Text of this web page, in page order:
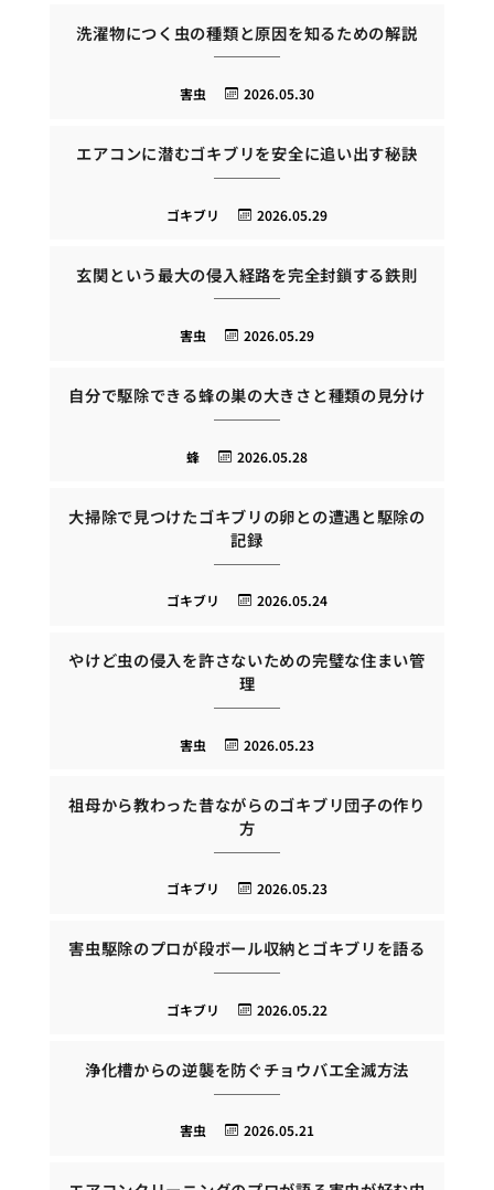
洗濯物につく虫の種類と原因を知るための解説
2026.05.30
害虫
エアコンに潜むゴキブリを安全に追い出す秘訣
2026.05.29
ゴキブリ
玄関という最大の侵入経路を完全封鎖する鉄則
2026.05.29
害虫
自分で駆除できる蜂の巣の大きさと種類の見分け
2026.05.28
蜂
大掃除で見つけたゴキブリの卵との遭遇と駆除の
記録
2026.05.24
ゴキブリ
やけど虫の侵入を許さないための完璧な住まい管
理
2026.05.23
害虫
祖母から教わった昔ながらのゴキブリ団子の作り
方
2026.05.23
ゴキブリ
害虫駆除のプロが段ボール収納とゴキブリを語る
2026.05.22
ゴキブリ
浄化槽からの逆襲を防ぐチョウバエ全滅方法
2026.05.21
害虫